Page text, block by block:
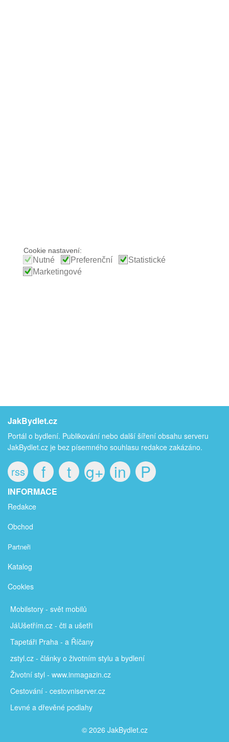
JakBydlet.cz
Portál o bydlení. Publikování nebo další šíření obsahu serveru
JakBydlet.cz je bez písemného souhlasu redakce zakázáno.
rss f t g+ in P
INFORMACE
Redakce
Obchod
Partneři
Katalog
Cookies
Mobilstory - svět mobilů
JáUšetřím.cz - čti a ušetři
Tapetáři Praha - a Říčany
zstyl.cz - články o životním stylu a bydlení
Životní styl - www.inmagazin.cz
Cestování - cestovniserver.cz
Levné a dřevěné podlahy
© 2026 JakBydlet.cz
Cookie nastavení:
Nutné Preferenční
Statistické
Marketingové